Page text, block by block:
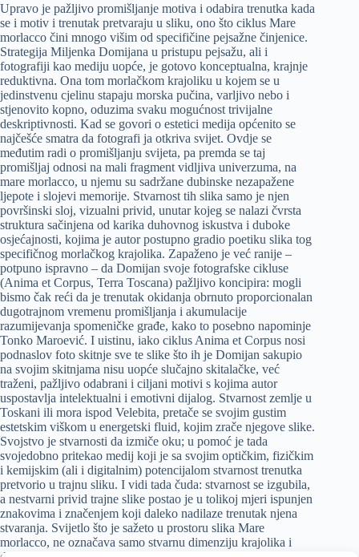
Upravo je pažljivo promišljanje motiva i odabira trenutka kada
se i motiv i trenutak pretvaraju u sliku, ono što ciklus Mare
morlacco čini mnogo višim od specifičine pejsažne činjenice.
Strategija Miljenka Domijana u pristupu pejsažu, ali i
fotografiji kao mediju uopće, je gotovo konceptualna, krajnje
reduktivna. Ona tom morlačkom krajoliku u kojem se u
jedinstvenu cjelinu stapaju morska pučina, varljivo nebo i
stjenovito kopno, oduzima svaku mogućnost trivijalne
deskriptivnosti. Kad se govori o estetici medija općenito se
najčešće smatra da fotografi ja otkriva svijet. Ovdje se
međutim radi o promišljanju svijeta, pa premda se taj
promišljaj odnosi na mali fragment vidljiva univerzuma, na
mare morlacco, u njemu su sadržane dubinske nezapažene
ljepote i slojevi memorije. Stvarnost tih slika samo je njen
površinski sloj, vizualni privid, unutar kojeg se nalazi čvrsta
struktura sačinjena od karika duhovnog iskustva i duboke
osjećajnosti, kojima je autor postupno gradio poetiku slika tog
specifičnog morlačkog krajolika. Zapaženo je već ranije –
potpuno ispravno – da Domijan svoje fotografske cikluse
(Anima et Corpus, Terra Toscana) pažljivo koncipira: mogli
bismo čak reći da je trenutak okidanja obrnuto proporcionalan
dugotrajnom vremenu promišljanja i akumulacije
razumijevanja spomeničke građe, kako to posebno napominje
Tonko Maroević. I uistinu, iako ciklus Anima et Corpus nosi
podnaslov foto skitnje sve te slike što ih je Domijan sakupio
na svojim skitnjama nisu uopće slučajno skitalačke, već
traženi, pažljivo odabrani i ciljani motivi s kojima autor
uspostavlja intelektualni i emotivni dijalog. Stvarnost zemlje u
Toskani ili mora ispod Velebita, pretače se svojim gustim
estetskim viškom u energetski fluid, kojim zrače njegove slike.
Svojstvo je stvarnosti da izmiče oku; u pomoć je tada
svojedobno pritekao medij koji je sa svojim optičkim, fizičkim
i kemijskim (ali i digitalnim) potencijalom stvarnost trenutka
pretvorio u trajnu sliku. I vidi tada čuda: stvarnost se izgubila,
a nestvarni privid trajne slike postao je u tolikoj mjeri ispunjen
znakovima i značenjem koji daleko nadilaze trenutak njena
stvaranja. Svijetlo što je sažeto u prostoru slika Mare
morlacco, ne označava samo stvarnu dimenziju krajolika i